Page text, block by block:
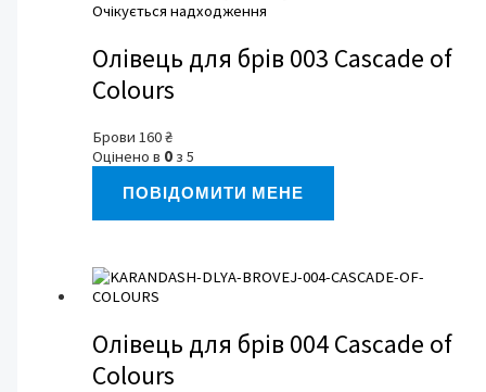
Очікується надходження
Олівець для брів 003 Cascade of
Colours
Брови 160₴
Оцінено в 0 з 5
ПОВІДОМИТИ МЕНЕ
Олівець для брів 004 Cascade of
Colours